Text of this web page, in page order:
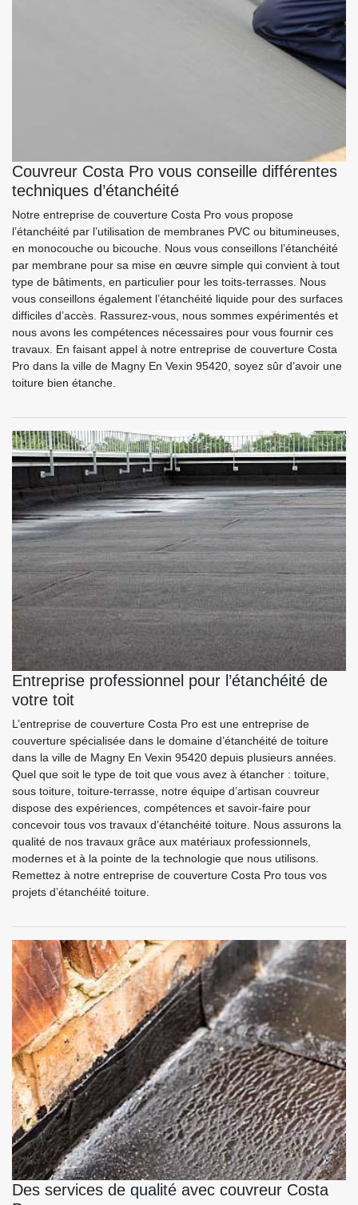
Couvreur Costa Pro vous conseille différentes
techniques d’étanchéité
Notre entreprise de couverture Costa Pro vous propose
l’étanchéité par l’utilisation de membranes PVC ou bitumineuses,
en monocouche ou bicouche. Nous vous conseillons l’étanchéité
par membrane pour sa mise en œuvre simple qui convient à tout
type de bâtiments, en particulier pour les toits-terrasses. Nous
vous conseillons également l’étanchéité liquide pour des surfaces
difficiles d’accès. Rassurez-vous, nous sommes expérimentés et
nous avons les compétences nécessaires pour vous fournir ces
travaux. En faisant appel à notre entreprise de couverture Costa
Pro dans la ville de Magny En Vexin 95420, soyez sûr d’avoir une
toiture bien étanche.
Entreprise professionnel pour l’étanchéité de
votre toit
L’entreprise de couverture Costa Pro est une entreprise de
couverture spécialisée dans le domaine d’étanchéité de toiture
dans la ville de Magny En Vexin 95420 depuis plusieurs années.
Quel que soit le type de toit que vous avez à étancher : toiture,
sous toiture, toiture-terrasse, notre équipe d’artisan couvreur
dispose des expériences, compétences et savoir-faire pour
concevoir tous vos travaux d’étanchéité toiture. Nous assurons la
qualité de nos travaux grâce aux matériaux professionnels,
modernes et à la pointe de la technologie que nous utilisons.
Remettez à notre entreprise de couverture Costa Pro tous vos
projets d’étanchéité toiture.
Des services de qualité avec couvreur Costa